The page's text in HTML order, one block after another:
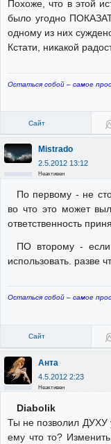
Похоже, что в этой
было угодно
одному из них
Кстати, никакой
Остаться собой – самое
Сайт
Mistrado
2.5.2012 13:12
Неактивен
По первому - не
во что это может
ответственность
ПО второму - если
использовать. разве
Остаться собой – самое
Сайт
Анта
4.5.2012 2:23
Неактивен
Diabolik
Ты не позволил ДУХУ
ему что то?